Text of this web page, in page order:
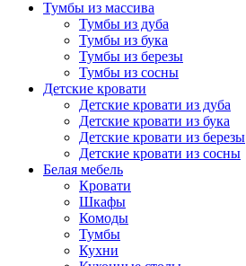
Тумбы из массива
Тумбы из дуба
Тумбы из бука
Тумбы из березы
Тумбы из сосны
Детские кровати
Детские кровати из дуба
Детские кровати из бука
Детские кровати из березы
Детские кровати из сосны
Белая мебель
Кровати
Шкафы
Комоды
Тумбы
Кухни